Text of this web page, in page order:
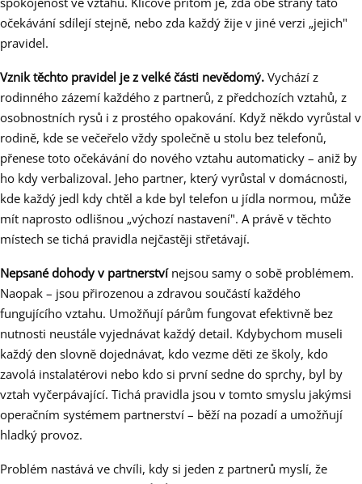
očekávání sdílejí stejně, nebo zda každý žije v jiné verzi „jejich"
pravidel.
Vznik těchto pravidel je z velké části nevědomý. Vychází z
rodinného zázemí každého z partnerů, z předchozích vztahů, z
osobnostních rysů i z prostého opakování. Když někdo vyrůstal v
rodině, kde se večeřelo vždy společně u stolu bez telefonů,
přenese toto očekávání do nového vztahu automaticky – aniž by
ho kdy verbalizoval. Jeho partner, který vyrůstal v domácnosti,
kde každý jedl kdy chtěl a kde byl telefon u jídla normou, může
mít naprosto odlišnou „výchozí nastavení". A právě v těchto
místech se tichá pravidla nejčastěji střetávají.
Nepsané dohody v partnerstvínejsou samy o sobě problémem.
Naopak – jsou přirozenou a zdravou součástí každého
fungujícího vztahu. Umožňují párům fungovat efektivně bez
nutnosti neustále vyjednávat každý detail. Kdybychom museli
každý den slovně dojednávat, kdo vezme děti ze školy, kdo
zavolá instalatérovi nebo kdo si první sedne do sprchy, byl by
vztah vyčerpávající. Tichá pravidla jsou v tomto smyslu jakýmsi
operačním systémem partnerství – běží na pozadí a umožňují
hladký provoz.
Problém nastává ve chvíli, kdy si jeden z partnerů myslí, že